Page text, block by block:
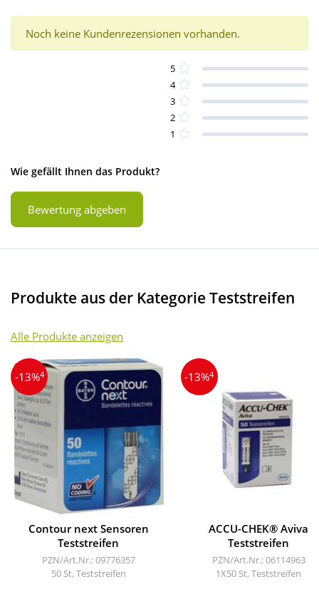
Noch keine Kundenrezensionen vorhanden.
5
4
3
2
1
Wie gefällt Ihnen das Produkt?
Bewertung abgeben
Produkte aus der Kategorie Teststreifen
Alle Produkte anzeigen
-13%4
Contour next Sensoren
Teststreifen
PZN/Art.Nr.: 09776357
50 St, Teststreifen
-13%4
ACCU-CHEK® Aviva
Teststreifen
PZN/Art.Nr.: 06114963
1X50 St, Teststreifen